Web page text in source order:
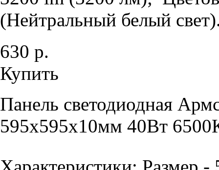
(Нейтральный белый
630 р.
Купить
Панель светодиодная
595х595х10мм 40Вт